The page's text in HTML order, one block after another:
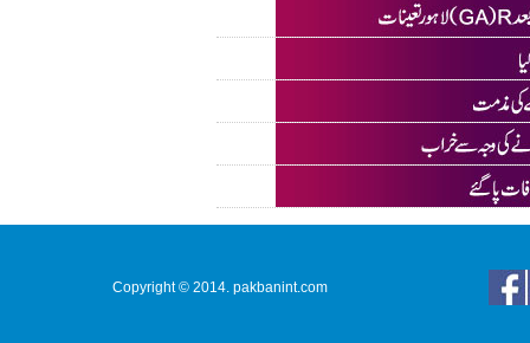
Copyright © 2014. pakbanint.com